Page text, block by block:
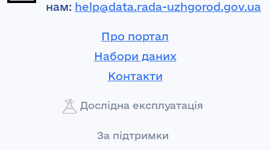
нам: help@data.rada-uzhgorod.gov.ua
Про портал
Набори даних
Контакти
Дослідна експлуатація
За підтримки